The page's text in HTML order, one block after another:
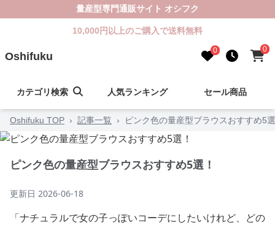
量産型専門通販サイト オシフク
10,000円以上のご購入で送料無料
Oshifuku 0 0
カテゴリ検索 人気ランキング セール商品
Oshifuku TOP › 記事一覧 › ピンク色の量産型ブラウスおすすめ5
ピンク色の量産型ブラウスおすすめ5選！
更新日 2026-06-18
「ナチュラルで女の子っぽいコーデにしたいけれど、どの